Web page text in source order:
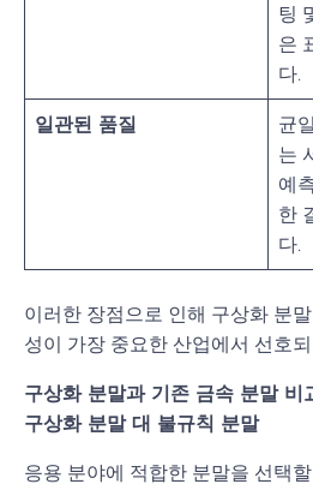
팅
은
다.
일관된 품질
균
는
예
한
다.
이러한 장점으로 인해 구상화 분
성이 가장 중요한 산업에서 선호
구상화 분말과 기존 금속 분말 비
구상화 분말 대 불규칙 분말
응용 분야에 적합한 분말을 선택